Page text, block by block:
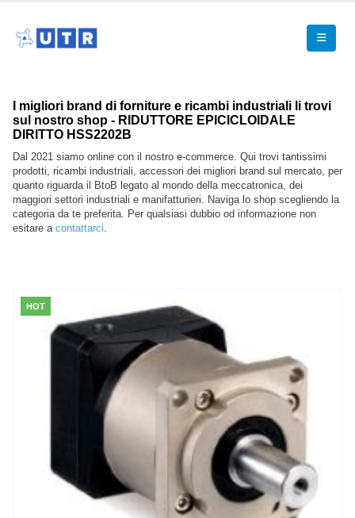
I migliori brand di forniture e ricambi industriali li trovi
sul nostro shop - RIDUTTORE EPICICLOIDALE
DIRITTO HSS2202B
Dal 2021 siamo online con il nostro e-commerce. Qui trovi tantissimi
prodotti, ricambi industriali, accessori dei migliori brand sul mercato, per
quanto riguarda il BtoB legato al mondo della meccatronica, dei
maggiori settori industriali e manifatturieri. Naviga lo shop scegliendo la
categoria da te preferita. Per qualsiasi dubbio od informazione non
esitare a contattarci.
HOT